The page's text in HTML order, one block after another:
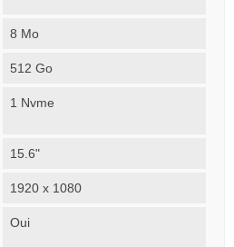
8 Mo
512 Go
1 Nvme
15.6"
1920 x 1080
Oui